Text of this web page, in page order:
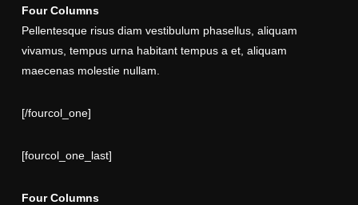
Four Columns
Pellentesque risus diam vestibulum phasellus, aliquam
vivamus, tempus urna habitant tempus a et, aliquam
maecenas molestie nullam.
[/fourcol_one]
[fourcol_one_last]
Four Columns